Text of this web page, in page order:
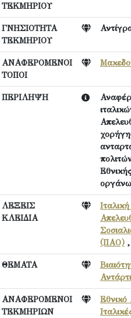
ΤΕΚΜΗΡΙΟΥ
ΓΝΗΣΙΟΤΗΤΑ
ΤΕΚΜΗΡΙΟΥ
ΑΝΑΦΕΡΟΜΕΝΟΙ
ΤΟΠΟΙ
ΠΕΡΙΛΗΨΗ
ΛΕΞΕΙΣ
ΚΛΕΙΔΙΑ
(ΠΑΟ)
ΘΕΜΑΤΑ
ΑΝΑΦΕΡΟΜΕΝΟΙ
ΤΕΚΜΗΡΙΩΝ